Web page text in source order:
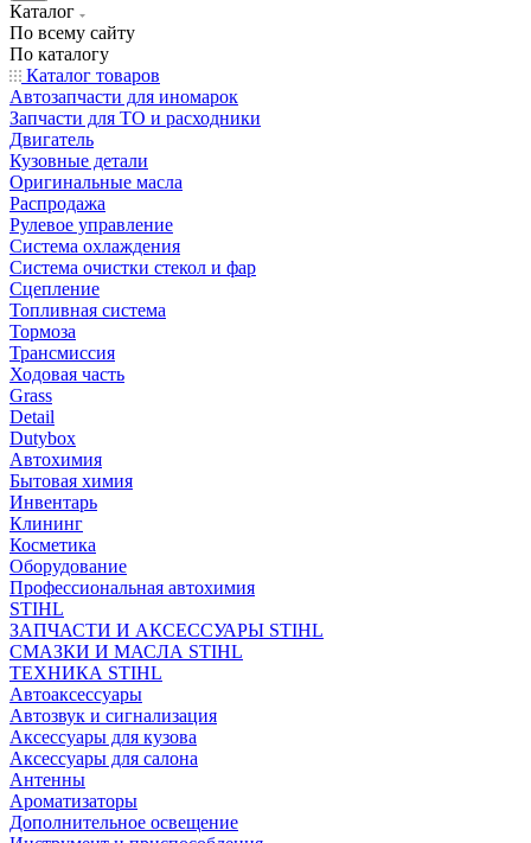
Каталог
По всему сайту
По каталогу
Каталог товаров
Автозапчасти для иномарок
Запчасти для ТО и расходники
Двигатель
Кузовные детали
Оригинальные масла
Распродажа
Рулевое управление
Система охлаждения
Система очистки стекол и фар
Сцепление
Топливная система
Тормоза
Трансмиссия
Ходовая часть
Grass
Detail
Dutybox
Автохимия
Бытовая химия
Инвентарь
Клининг
Косметика
Оборудование
Профессиональная автохимия
STIHL
ЗАПЧАСТИ И АКСЕССУАРЫ STIHL
СМАЗКИ И МАСЛА STIHL
ТЕХНИКА STIHL
Автоаксессуары
Автозвук и сигнализация
Аксессуары для кузова
Аксессуары для салона
Антенны
Ароматизаторы
Дополнительное освещение